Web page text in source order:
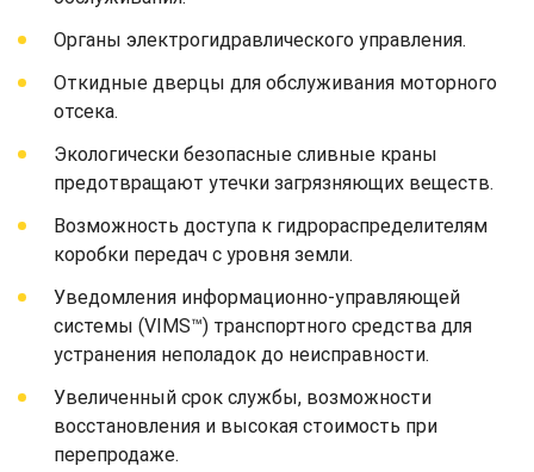
Органы электрогидравлического управления.
Откидные дверцы для обслуживания моторного
отсека.
Экологически безопасные сливные краны
предотвращают утечки загрязняющих веществ.
Возможность доступа к гидрораспределителям
коробки передач с уровня земли.
Уведомления информационно-управляющей
системы (VIMS™) транспортного средства для
устранения неполадок до неисправности.
Увеличенный срок службы, возможности
восстановления и высокая стоимость при
перепродаже.